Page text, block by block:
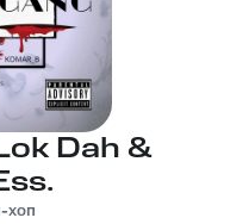
Dah &
хоп